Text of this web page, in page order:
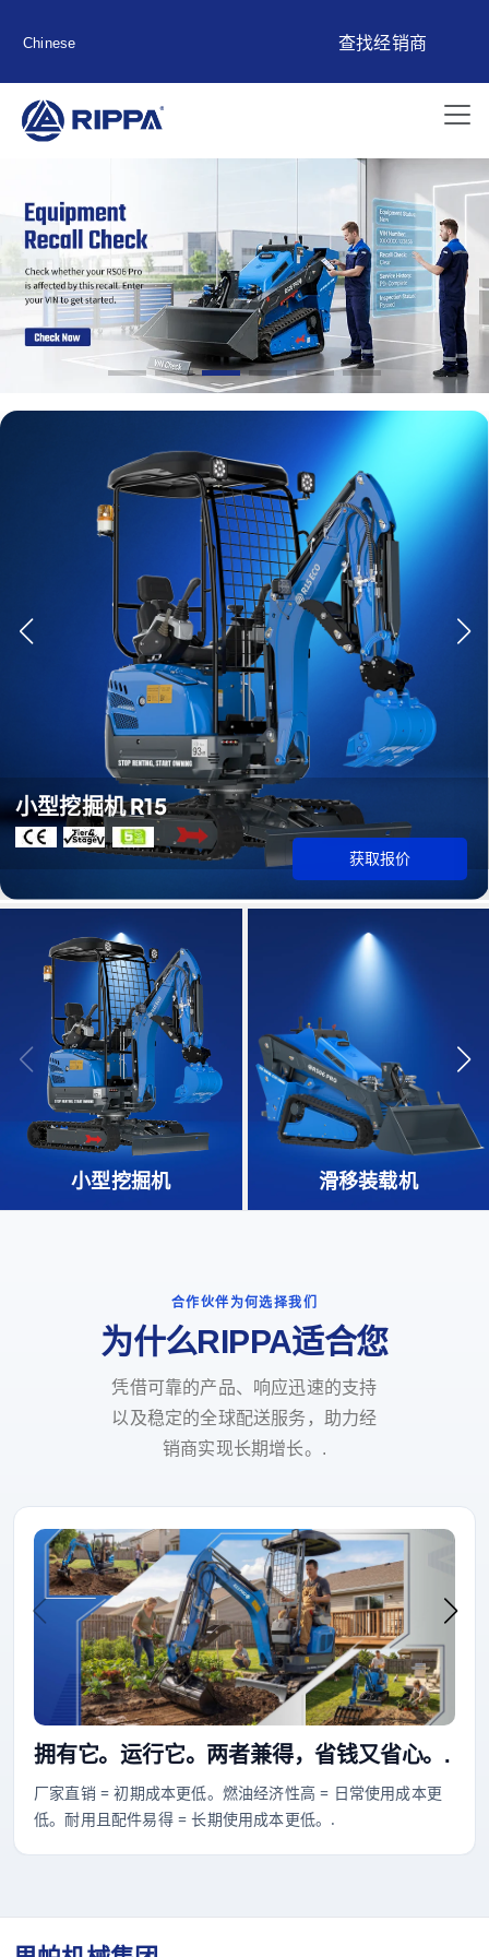
Chinese 查找经销商
小型挖掘机 R15
获取报价
小型挖掘机 滑移装载机
合作伙伴为何选择我们
为什么RIPPA适合您
凭借可靠的产品、响应迅速的支持
以及稳定的全球配送服务，助力经
销商实现长期增长。.
拥有它。运行它。两者兼得，省钱又省心。.
厂家直销 = 初期成本更低。燃油经济性高 = 日常使用成本更
低。耐用且配件易得 = 长期使用成本更低。.